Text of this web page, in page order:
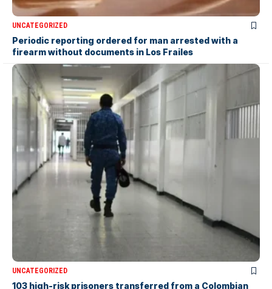
UNCATEGORIZED
Periodic reporting ordered for man arrested with a
firearm without documents in Los Frailes
UNCATEGORIZED
103 high-risk prisoners transferred from a Colombian